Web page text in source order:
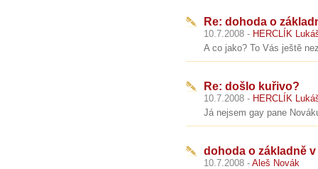
Re: dohoda o
10.7.2008 - HERCLÍK
A co jako? To Vás ještě
Re: došlo kuřivo?
10.7.2008 - HERCLÍK
Já nejsem gay pane
dohoda o základně
10.7.2008 - Aleš Novák